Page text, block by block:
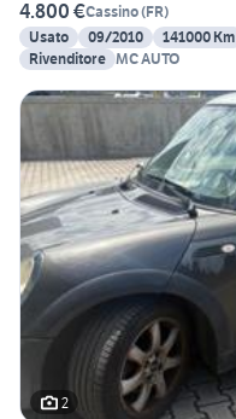
4.800 €Cassino(FR)
Usato
09/2010 141000 Km
Rivenditore MC AUTO
2